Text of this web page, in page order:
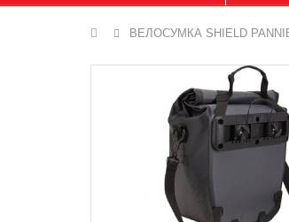
Главная
ВЕЛОСУМКА SHIELD